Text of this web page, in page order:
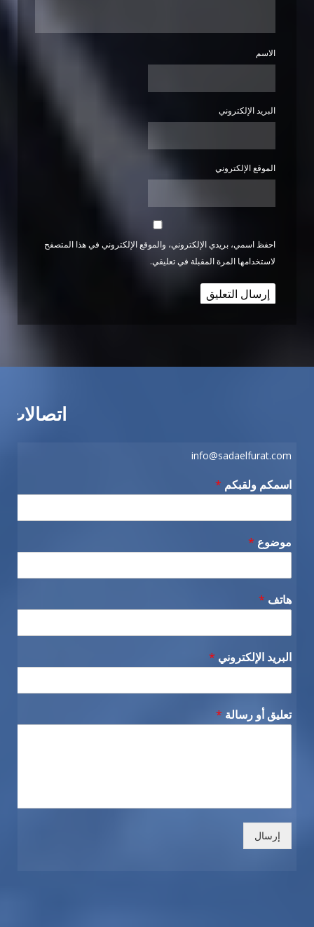
الاسم
البريد الإلكتروني
الموقع الإلكتروني
احفظ اسمي، بريدي الإلكتروني، والموقع الإلكتروني في هذا المتصفح
لاستخدامها المرة المقبلة في تعليقي.
اتصالات
info@sadaelfurat.com
اسمكم ولقبكم *
موضوع *
هاتف *
البريد الإلكتروني *
تعليق أو رسالة *
إرسال